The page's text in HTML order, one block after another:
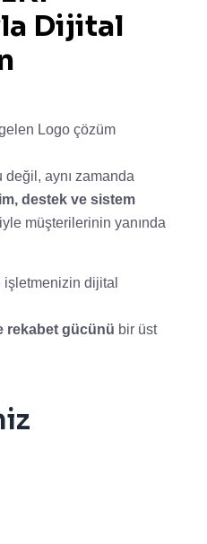
Dijital
Logo çözüm
değil, aynı zamanda
destek ve sistem
müşterilerinin yanında
dijital
rekabet gücünü bir üst